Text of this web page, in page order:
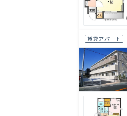
賃貸アパート